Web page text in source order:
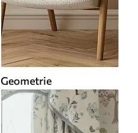
Geometrie